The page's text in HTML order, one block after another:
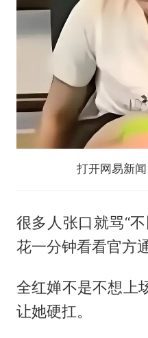
打开网易新
很多人张口就骂“
花一分钟看看官方
全红婵不是不想上
让她硬扛。